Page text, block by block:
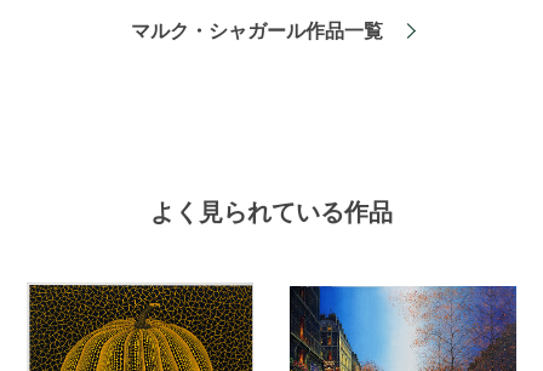
マルク・シャガール作品一覧
よく見られている作品